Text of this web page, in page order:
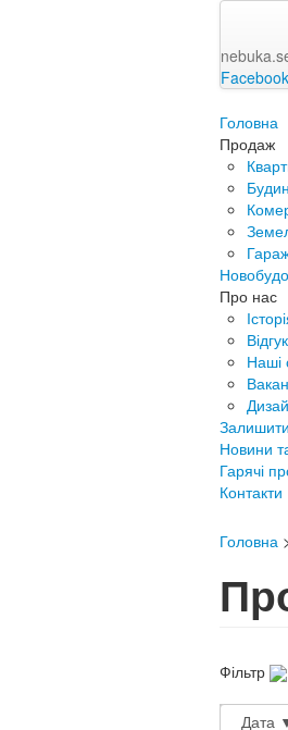
Facebook
Головна
Продаж
Про нас
Наші
Новини
Гарячі
Контакти
Головна
Фільтр